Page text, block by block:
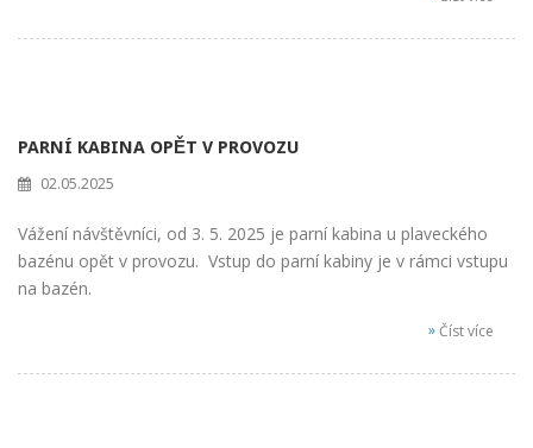
PARNÍ KABINA OPĚT V PROVOZU
02.05.2025
Vážení návštěvníci, od 3. 5. 2025 je parní kabina u plaveckého
bazénu opět v provozu. Vstup do parní kabiny je v rámci vstupu
na bazén.
»Číst více